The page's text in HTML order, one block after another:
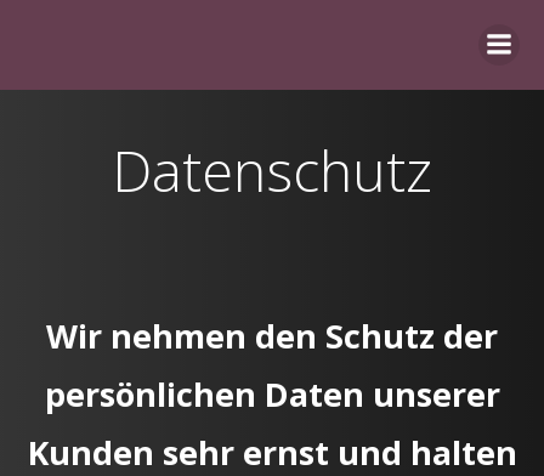
Datenschutz
Wir nehmen den Schutz der
persönlichen Daten unserer
Kunden sehr ernst und halten